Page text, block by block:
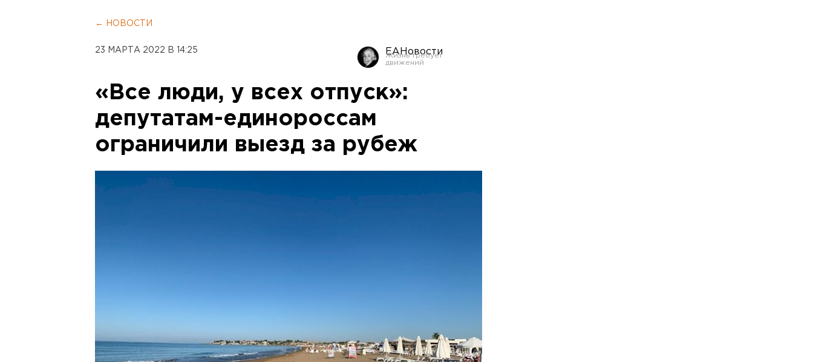
← НОВОСТИ
23 МАРТА 2022 В 14:25 ЕАНовости
«Все люди, у всех отпуск»:
депутатам-единороссам
ограничили выезд за рубеж